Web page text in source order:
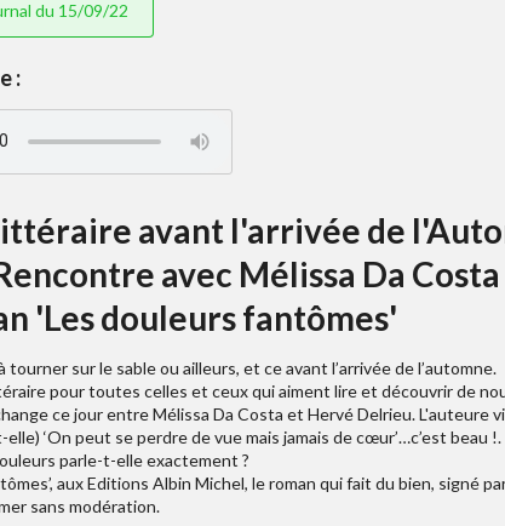
du 15/09/22
:
avant l'arrivée de
avec Mélissa Da
'Les douleurs fantômes'
tourner sur le sable ou ailleurs, et ce avant l’arrivée de l’automne.
pour toutes celles et ceux qui aiment lire et découvrir de
ce jour entre Mélissa Da Costa et Hervé Delrieu. L'auteure
elle) ‘On peut se perdre de vue mais jamais de cœur’…c’est beau !.
parle-t-elle exactement ?
aux Editions Albin Michel, le roman qui fait du bien, signé
sans modération.